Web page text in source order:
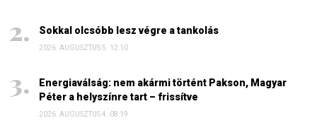
Sokkal olcsóbb lesz végre a tankolás
2026. AUGUSZTUS 5. 12:10
Energiaválság: nem akármi történt Pakson, Magyar
Péter a helyszínre tart – frissítve
2026. AUGUSZTUS 4. 08:19